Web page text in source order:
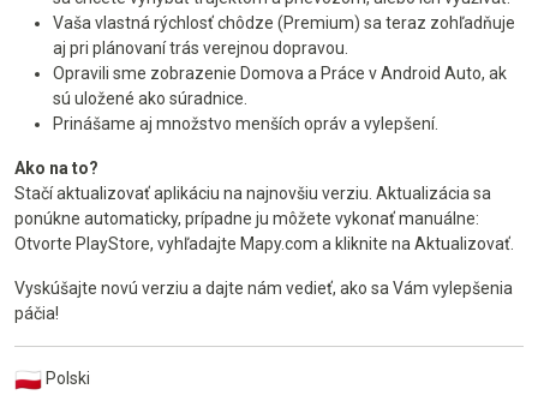
Vaša vlastná rýchlosť chôdze (Premium) sa teraz zohľadňuje
aj pri plánovaní trás verejnou dopravou.
Opravili sme zobrazenie Domova a Práce v Android Auto, ak
sú uložené ako súradnice.
Prinášame aj množstvo menších opráv a vylepšení.
Ako na to?
Stačí aktualizovať aplikáciu na najnovšiu verziu. Aktualizácia sa
ponúkne automaticky, prípadne ju môžete vykonať manuálne:
Otvorte PlayStore, vyhľadajte Mapy.com a kliknite na Aktualizovať.
Vyskúšajte novú verziu a dajte nám vedieť, ako sa Vám vylepšenia
páčia!
Polski